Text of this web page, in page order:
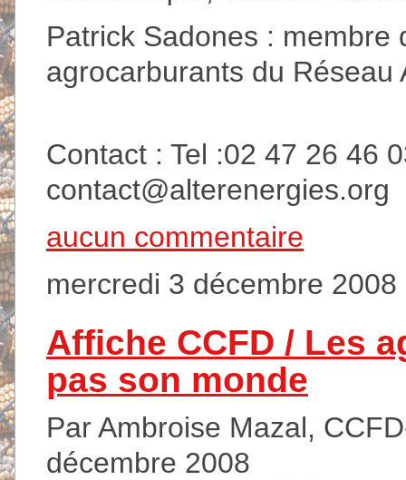
Patrick Sadones : membre
agrocarburants du Réseau
Contact : Tel :02 47 26 46
contact@alterenergies.org
aucun commentaire
mercredi 3 décembre 2008
Affiche CCFD / Les
pas son monde
Par Ambroise Mazal,
décembre 2008